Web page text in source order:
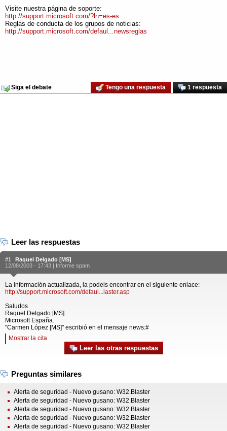
Visite nuestra página de soporte:
http://support.microsoft.com/?ln=es-es
Reglas de conducta de los grupos de noticias:
http://support.microsoft.com/defaul...newsreglas
Siga el debate 1 respuesta
Tengo una respuesta
Leer las respuestas
#1
Raquel Delgado [MS]
12/08/2003 - 17:43 | Informe spam
La información actualizada, la podeis encontrar en el siguiente enlace:
http://support.microsoft.com/defaul...laster.asp
Saludos
Raquel Delgado [MS]
Microsoft España.
"Carmen López [MS]" escribió en el mensaje news:#
Mostrar la cita
Leer las otras respuestas
Preguntas similares
Alerta de seguridad - Nuevo gusano: W32.Blaster
Alerta de seguridad - Nuevo gusano: W32.Blaster
Alerta de seguridad - Nuevo gusano: W32.Blaster
Alerta de seguridad - Nuevo gusano: W32.Blaster
Alerta de seguridad - Nuevo gusano: W32.Blaster